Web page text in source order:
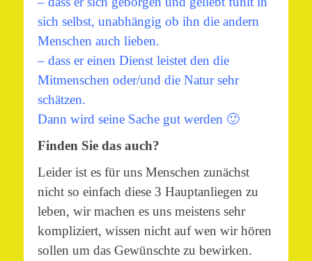
sich selbst, unabhängig ob ihn die andern
Menschen auch lieben.
– dass er einen Dienst leistet den die
Mitmenschen oder/und die Natur sehr
schätzen.
Dann wird seine Sache gut werden 🙂
Finden Sie das auch?
Leider ist es für uns Menschen zunächst
nicht so einfach diese 3 Hauptanliegen zu
leben, wir machen es uns meistens sehr
kompliziert, wissen nicht auf wen wir hören
sollen um das Gewünschte zu bewirken.